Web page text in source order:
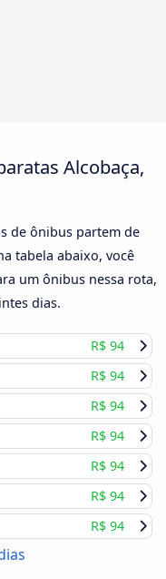
Alcobaça,
de ônibus partem de
tabela abaixo, você
um ônibus nessa rota,
dias.
R$ 94
R$ 94
R$ 94
R$ 94
R$ 94
R$ 94
R$ 94